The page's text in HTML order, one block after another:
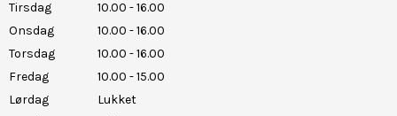
Tirsdag
10.00 - 16.00
Onsdag
10.00 - 16.00
Torsdag
10.00 - 16.00
Fredag
10.00 - 15.00
Lørdag
Lukket